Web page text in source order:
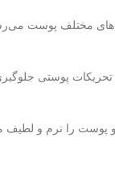
مختلف
پوستی
و پوست را نرم و لطیف